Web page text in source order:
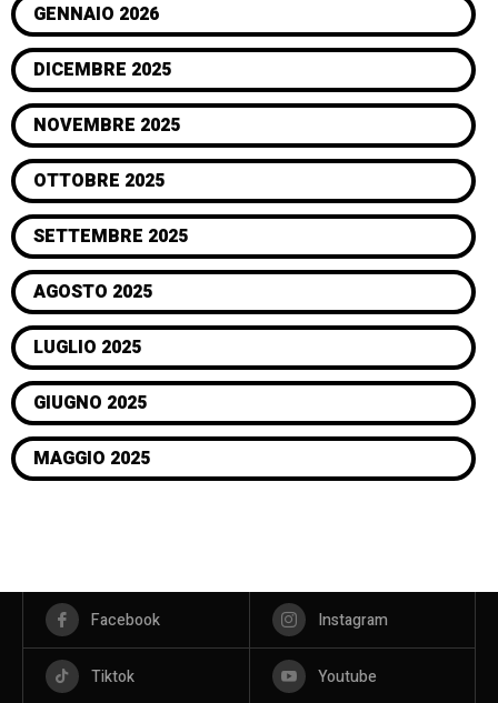
GENNAIO 2026
DICEMBRE 2025
NOVEMBRE 2025
OTTOBRE 2025
SETTEMBRE 2025
AGOSTO 2025
LUGLIO 2025
GIUGNO 2025
MAGGIO 2025
Facebook Instagram
Tiktok Youtube